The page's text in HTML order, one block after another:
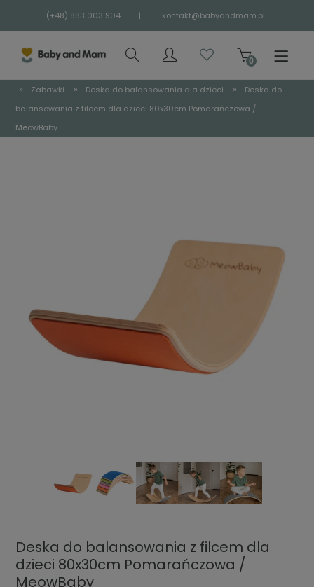
(+48) 883 003 904 | kontakt@babyandmam.pl
» Zabawki » Deska do balansowania dla dzieci »
Deska do
balansowania z filcem dla dzieci 80x30cm Pomarańczowa /
MeowBaby
Deska do balansowania z filcem dla
dzieci 80x30cm Pomarańczowa /
MeowBaby